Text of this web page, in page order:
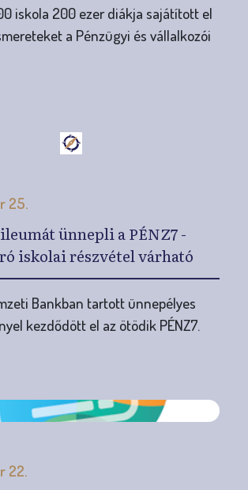
iskola 200 ezer diákja sajátított el
a Pénzügyi és vállalkozói
25.
ünnepli a PÉNZ7 -
iskolai részvétel várható
Bankban tartott ünnepélyes
kezdődött el az ötödik PÉNZ7.
22.